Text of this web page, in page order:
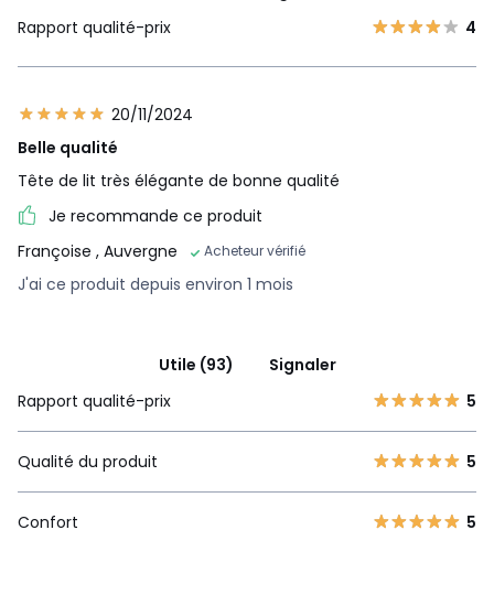
Rapport qualité-prix
4
20/11/2024
Belle qualité
Tête de lit très élégante de bonne qualité
Je recommande ce produit
Françoise , Auvergne Acheteur vérifié
J'ai ce produit depuis environ 1 mois
Utile (93)
Signaler
Rapport qualité-prix
5
Qualité du produit 5
Confort 5